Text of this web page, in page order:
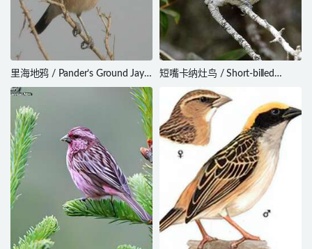
里海地鸦 / Pander’s Ground Jay /
Podoces panderi
短嘴卡纳灶鸟 / Short-billed